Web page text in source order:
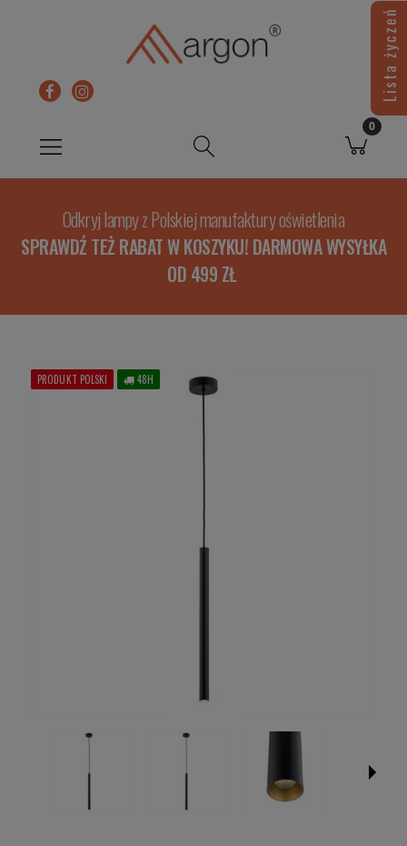
Odkryj lampy z Polskiej manufaktury oświetlenia
SPRAWDŹ TEŻ RABAT W KOSZYKU! DARMOWA WYSYŁKA
OD 499 ZŁ
PRODUKT POLSKI 48H
Lista życzeń